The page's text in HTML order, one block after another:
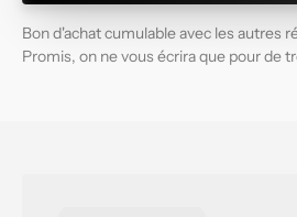
Bon d'achat cumulable avec les autres
Promis, on ne vous écrira que pour de